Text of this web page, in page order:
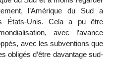
l’Amérique du Sud a
États-Unis. Cela a pu être
avec l’avance
avec les subventions que
obligés d’être davantage sud-